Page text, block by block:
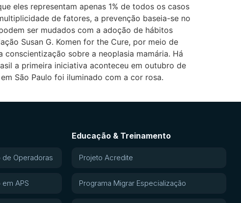
eles representam apenas 1% de todos os casos
de fatores, a prevenção baseia-se no
ser mudados com a adoção de hábitos
Susan G. Komen for the Cure, por meio de
sobre a neoplasia mamária. Há
a primeira iniciativa aconteceu em outubro de
São Paulo foi iluminado com a cor rosa.
Operadoras
APS
Educação & Treinamento
Projeto Acredite
Programa Migrar Especialização